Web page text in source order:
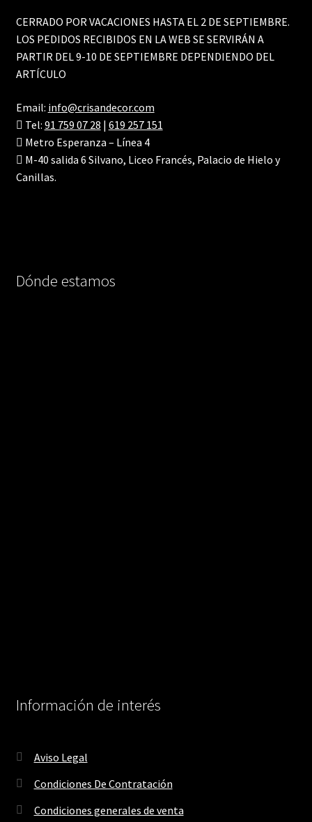
CERRADO POR VACACIONES HASTA EL 2 DE SEPTIEMBRE.
LOS PEDIDOS RECIBIDOS EN LA WEB SE SERVIRÁN A
PARTIR DEL 9-10 DE SEPTIEMBRE DEPENDIENDO DEL
ARTÍCULO
Email: info@crisandecor.com
Tel: 91 759 07 28 | 619 257 151
Metro Esperanza – Línea 4
M-40 salida 6 Silvano, Liceo Francés, Palacio de Hielo y
Canillas.
Dónde estamos
Información de interés
Aviso Legal
Condiciones De Contratación
Condiciones generales de venta